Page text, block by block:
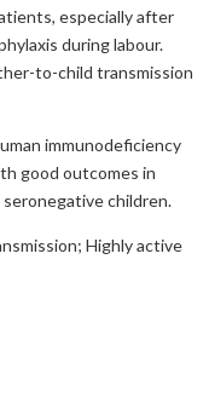
especially after
during labour.
to-child transmission
immunodeficiency
good outcomes in
children.
Highly active